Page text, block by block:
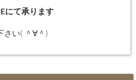
にて承ります
さい( ＾∀＾)